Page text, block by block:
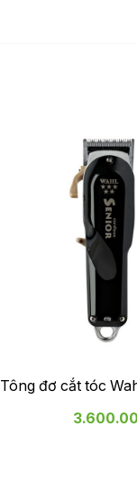
Tông đơ cắt tóc
hãng, kích hoạt